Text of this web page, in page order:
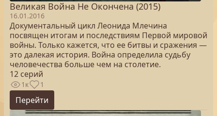
Великая Война Не Окончена (2015)
16.01.2016
Документальный цикл Леонида Млечина
посвящен итогам и последствиям Первой мировой
войны. Только кажется, что ее битвы и сражения —
это далекая история. Война определила судьбу
человечества больше чем на столетие.
12 серий
1к 1
Перейти